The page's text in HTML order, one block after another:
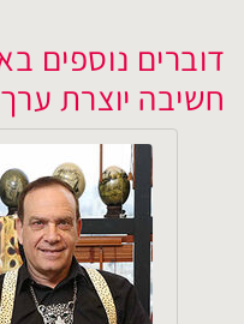
חשיבה יוצרת ערך